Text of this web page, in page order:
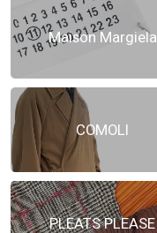
Maison Margiela
COMOLI
PLEATS PLEASE